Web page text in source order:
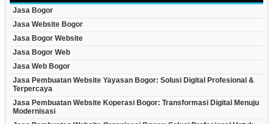
Jasa Bogor
Jasa Website Bogor
Jasa Bogor Website
Jasa Bogor Web
Jasa Web Bogor
Jasa Pembuatan Website Yayasan Bogor: Solusi Digital Profesional &
Terpercaya
Jasa Pembuatan Website Koperasi Bogor: Transformasi Digital Menuju
Modernisasi